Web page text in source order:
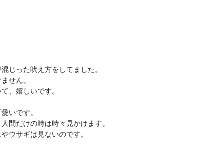
じった吠え方をしてました。
せん。
、嬉しいです。
いです。
間だけの時は時々見かけます。
ウサギは見ないのです。